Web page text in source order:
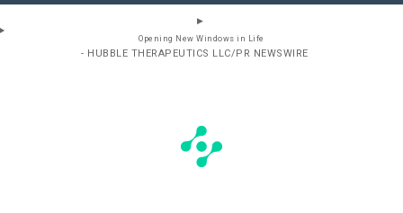
Opening New Windows in Life
- HUBBLE THERAPEUTICS LLC/PR NEWSWIRE